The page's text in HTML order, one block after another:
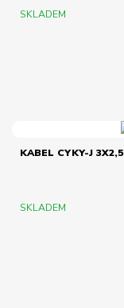
SKLADEM
KABEL CYKY-J 3X2,5
SKLADEM